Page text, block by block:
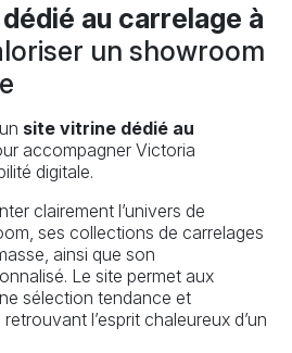
au carrelage à
un showroom
site vitrine dédié au
accompagner Victoria
digitale.
clairement l’univers de
ses collections de carrelages
ainsi que son
Le site permet aux
sélection tendance et
l’esprit chaleureux d’un